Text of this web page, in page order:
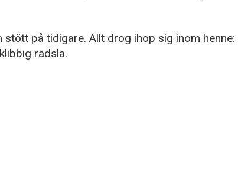
stött på tidigare. Allt drog ihop sig inom henne:
rädsla.